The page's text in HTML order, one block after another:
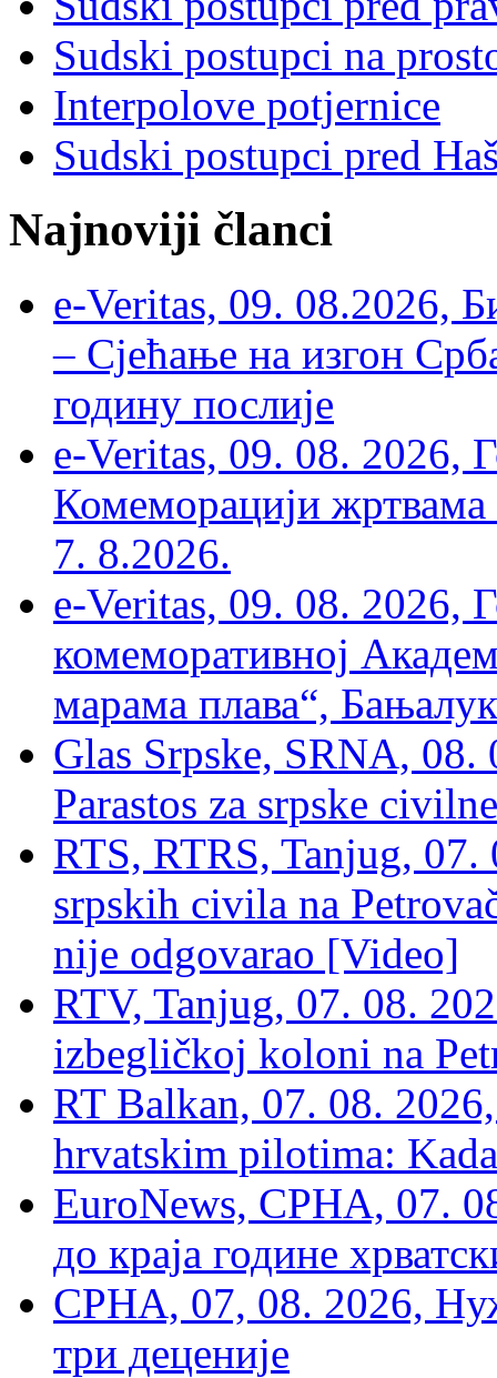
Sudski postupci na
Interpolove potjernice
Sudski postupci pred
Najnoviji članci
e-Veritas, 09. 08.2026,
– Сјећање на изгон
годину послије
e-Veritas, 09. 08. 2026,
Комеморацији жртвама
7. 8.2026.
e-Veritas, 09. 08. 2026,
комеморативној
марама плава“,
Glas Srpske, SRNA,
Parastos za srpske
RTS, RTRS, Tanjug,
srpskih civila na
nije odgovarao [Video]
RTV, Tanjug, 07. 08.
izbegličkoj koloni na
RT Balkan, 07. 08.
hrvatskim pilotima:
EuroNews, СРНА, 07.
до краја године
СРНА, 07, 08. 2026,
три деценије